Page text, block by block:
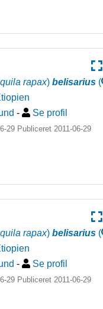
rapax)belisarius (
- Se profil
29 Publiceret 2011-06-29
rapax)belisarius (
- Se profil
29 Publiceret 2011-06-29